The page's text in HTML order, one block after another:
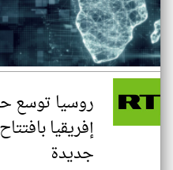
روسيا توسع
جديدة